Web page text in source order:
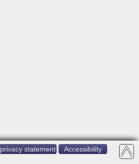
privacy statement Accessibility